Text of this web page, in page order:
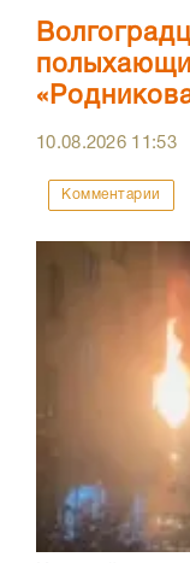
10.08.2026 11:53
Комментарии